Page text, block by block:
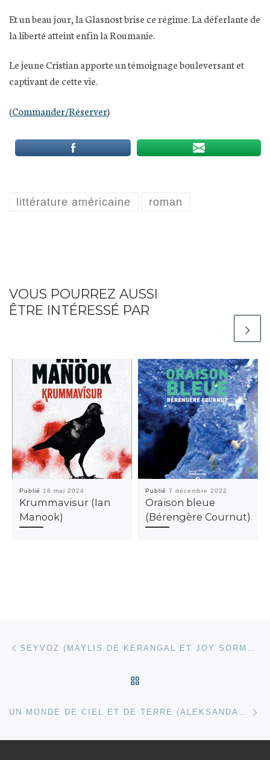
Et un beau jour, la Glasnost brise ce régime. La déferlante de
la liberté atteint enfin la Roumanie.
Le jeune Cristian apporte un témoignage bouleversant et
captivant de cette vie.
(Commander/Réserver)
littérature américaine roman
VOUS POURREZ AUSSI
ÊTRE INTÉRESSÉ PAR
Publié 18 mai 2024
Krummavisur (Ian
Manook)
Publié 7 décembre 2022
Oraison bleue
(Bérengère Cournut)
Parcourir les articles
UN MONDE DE CIEL ET DE TERRE (ALEKSANDAR HEMON)